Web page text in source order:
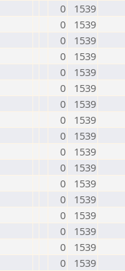
0
1539
0
1539
0
1539
0
1539
0
1539
0
1539
0
1539
0
1539
0
1539
0
1539
0
1539
0
1539
0
1539
0
1539
0
1539
0
1539
0
1539